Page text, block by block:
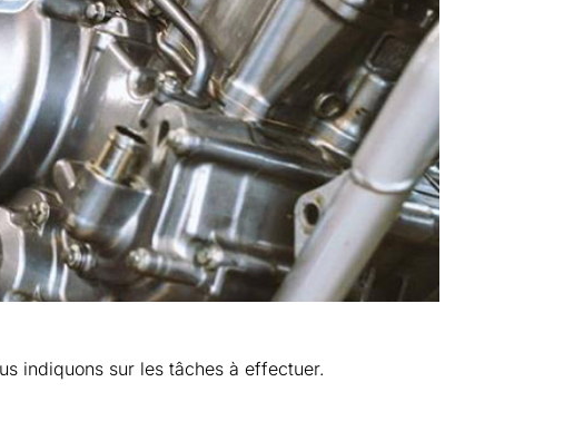
indiquons sur les tâches à effectuer.